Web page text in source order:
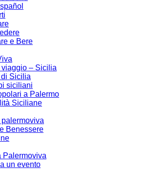
e Bere
viaggio – Sicilia
di Sicilia
siciliani
a Palermo
Siciliane
palermoviva
Benessere
Palermoviva
un evento